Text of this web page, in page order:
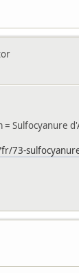
= Sulfocyanure
73-